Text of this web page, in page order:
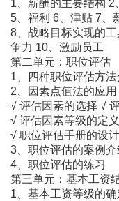
1、薪酬的主要结构
5、福利 6、津贴 7、
8、战略目标实现的
争力 10、激励员工
第二单元：职位评估
1、四种职位评估方法
2、因素点值法的应用
√ 评估因素的选择 √
√ 评估因素等级的定
√ 职位评估手册的设
3、职位评估的案例介
4、职位评估的练习
第三单元：基本工资
1、基本工资等级的确